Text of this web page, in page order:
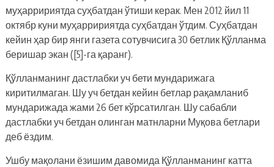
муҳарририятда суҳбатдан ўтиши керак. Мен 2012 йил 11
октябр куни муҳарририятда суҳбатдан ўтдим. Суҳбатдан
кейин ҳар бир янги газета сотувчисига 30 бетлик Қўлланма
беришар экан ([5]-га қаранг).
Қўлланманинг дастлабки уч бети мундарижага
киритилмаган. Шу уч бетдан кейин бетлар рақамланиб
мундарижада жами 26 бет кўрсатилган. Шу сабабли
дастлабки уч бетдан олинган матнларни Муқова бетлари
деб ёздим.
Ушбу мақолани ёзишим давомида Қўлланманинг катта